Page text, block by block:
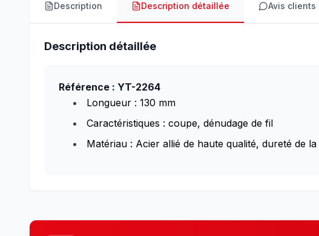
Description Description détaillée Avis clients
Description détaillée
Référence : YT-2264
Longueur : 130 mm
Caractéristiques : coupe, dénudage de fil
Matériau : Acier allié de haute qualité, dureté de